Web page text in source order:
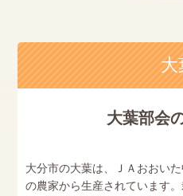
大
大葉部会
大分市の大葉は、ＪＡおおい
の農家から生産されています